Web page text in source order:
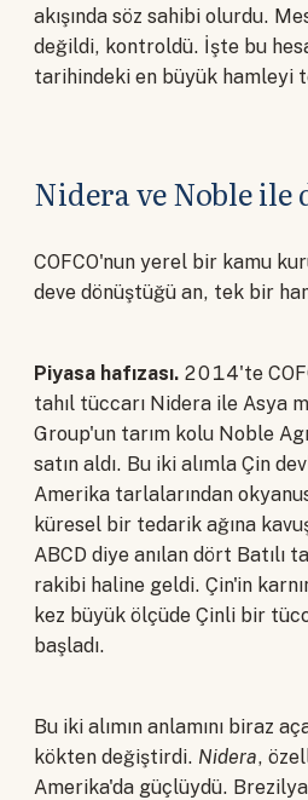
akışında söz sahibi olurdu.
değildi, kontroldü. İşte bu
tarihindeki en büyük hamleyi
Nidera ve Noble ile
COFCO'nun yerel bir kamu
deve dönüştüğü an, tek bir
Piyasa hafızası. 2014'te
tahıl tüccarı Nidera ile Asya
Group'un tarım kolu Noble
satın aldı. Bu iki alımla Çin
Amerika tarlalarından
küresel bir tedarik ağına
ABCD diye anılan dört Batılı
rakibi haline geldi. Çin'in
kez büyük ölçüde Çinli bir
başladı.
Bu iki alımın anlamını biraz
kökten değiştirdi. Nidera,
Amerika'da güçlüydü.